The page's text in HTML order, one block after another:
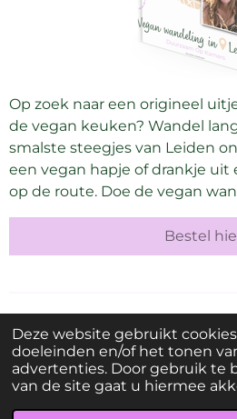
Deze website gebruikt
doeleinden en/of het tonen
advertenties. Door gebruik te
van de site gaat u hiermee
Op zoek naar een origineel
de vegan keuken? Wandel
smalste steegjes van Leiden
een vegan hapje of drankje uit
op de route. Doe de vegan
Bestel
I
n
s
t
a
F
a
c
e
b
KvK-nummer:85435287
Adres (geen postadres): Oranjelaan 28, 2231ZG
© 2021 - 2026 Groen met Juul